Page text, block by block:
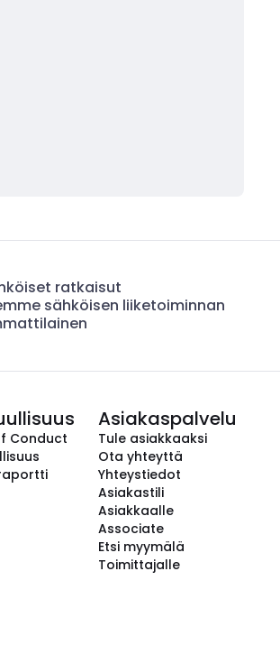
ratkaisut
sähköisen liiketoiminnan
Conduct
Asiakaspalvelu
Tule asiakkaaksi
Ota yhteyttä
Yhteystiedot
Asiakastili
Asiakkaalle
Associate
Etsi myymälä
Toimittajalle